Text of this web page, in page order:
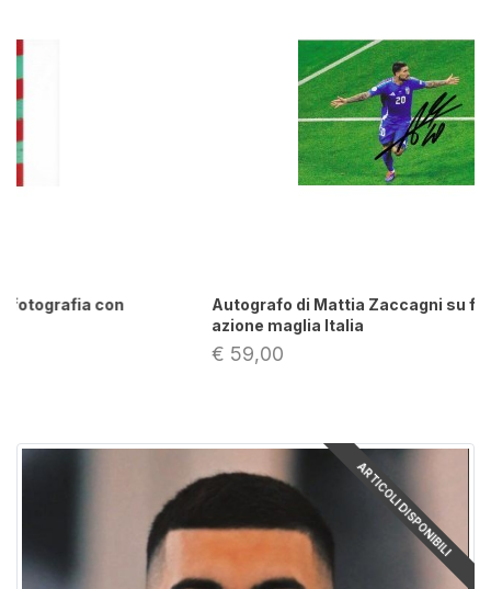
ARTICOLI DISPONIBILI
Autografo di Mattia Zaccagni su fotografia in